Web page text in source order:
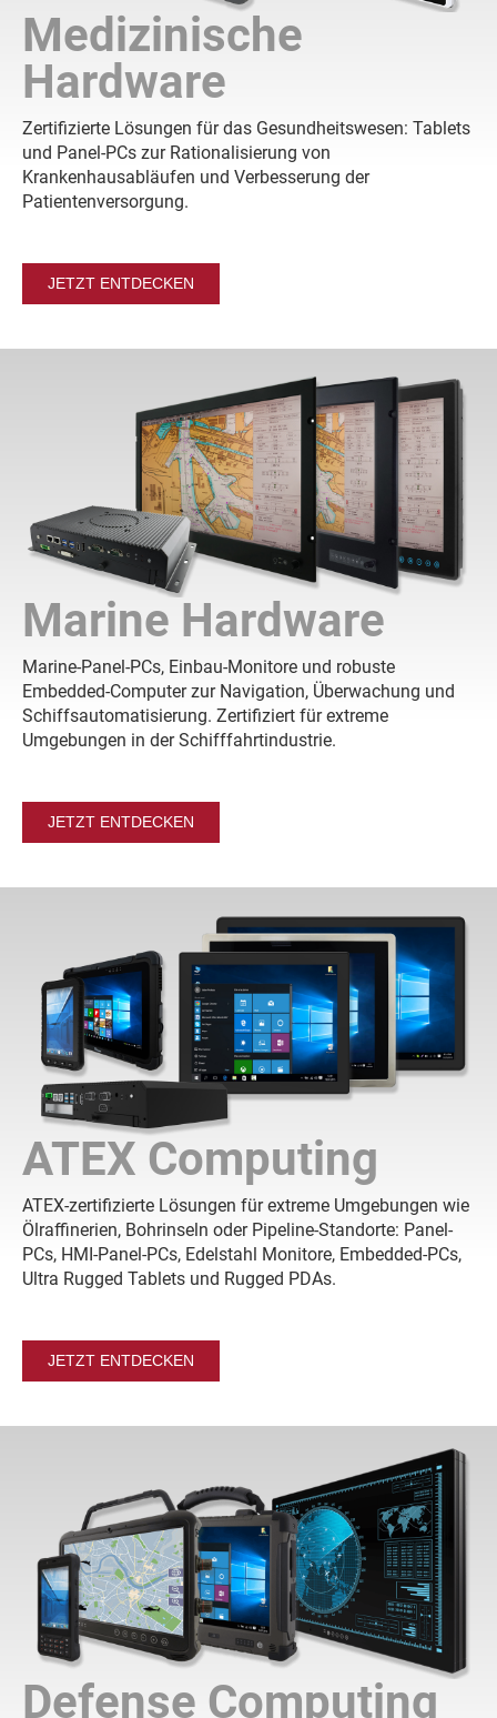
Medizinische
Hardware
Zertifizierte Lösungen für das Gesundheitswesen: Tablets
und Panel-PCs zur Rationalisierung von
Krankenhausabläufen und Verbesserung der
Patientenversorgung.
JETZT ENTDECKEN
Marine Hardware
Marine-Panel-PCs, Einbau-Monitore und robuste
Embedded-Computer zur Navigation, Überwachung und
Schiffsautomatisierung. Zertifiziert für extreme
Umgebungen in der Schifffahrtindustrie.
JETZT ENTDECKEN
ATEX Computing
ATEX-zertifizierte Lösungen für extreme Umgebungen wie
Ölraffinerien, Bohrinseln oder Pipeline-Standorte: Panel-
PCs, HMI-Panel-PCs, Edelstahl Monitore, Embedded-PCs,
Ultra Rugged Tablets und Rugged PDAs.
JETZT ENTDECKEN
Defense Computing